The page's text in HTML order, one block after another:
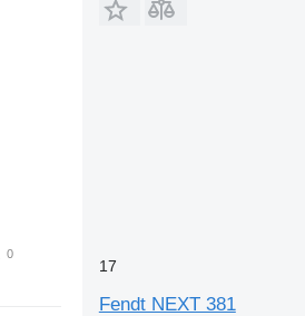
17
Fendt NEXT 381